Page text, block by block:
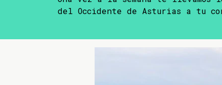
del Occidente de Asturias a tu